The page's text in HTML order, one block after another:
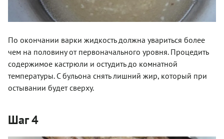
По окончании варки жидкость должна увариться более
чем на половину от первоначального уровня. Процедить
содержимое кастрюли и остудить до комнатной
температуры. С бульона снять лишний жир, который при
остывании будет сверху.
Шаг 4